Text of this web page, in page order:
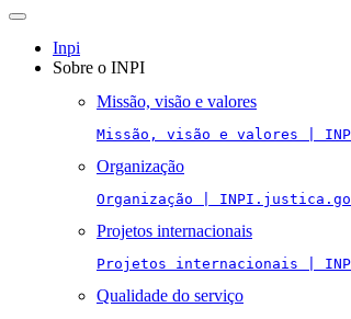
Toggle
navigation
Inpi
Sobre o INPI
Missão, visão e valores
Missão, visão e valores |
Organização
Organização |
Projetos internacionais
Projetos internacionais |
Qualidade do serviço